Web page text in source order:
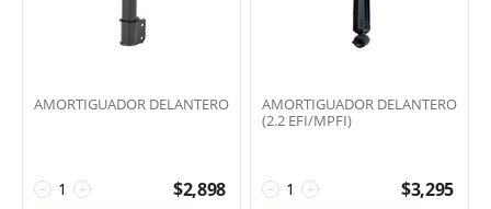
AMORTIGUADOR DELANTERO
+
− $2,898
AMORTIGUADOR DELANTERO
(2.2 EFI/MPFI)
+
− $3,295